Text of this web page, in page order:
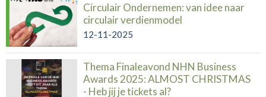
Circulair Ondernemen: van idee naar
circulair verdienmodel
12-11-2025
Thema Finaleavond NHN Business
Awards 2025: ALMOST CHRISTMAS
- Heb jij je tickets al?